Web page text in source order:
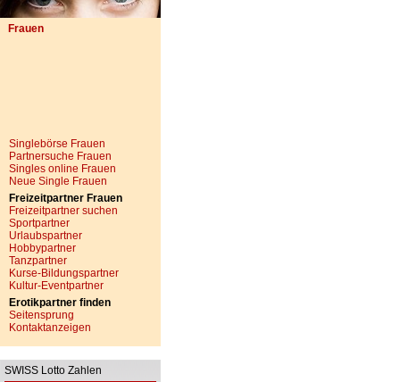
Frauen
Singlebörse Frauen
Partnersuche Frauen
Singles online Frauen
Neue Single Frauen
Freizeitpartner Frauen
Freizeitpartner suchen
Sportpartner
Urlaubspartner
Hobbypartner
Tanzpartner
Kurse-Bildungspartner
Kultur-Eventpartner
Erotikpartner finden
Seitensprung
Kontaktanzeigen
SWISS Lotto Zahlen